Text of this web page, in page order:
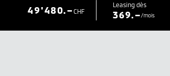
CHF
49'480.– Leasing dès
369.–/mois